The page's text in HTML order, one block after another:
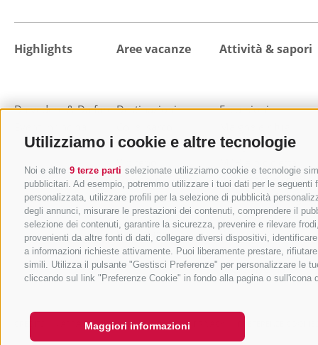
Utilizziamo i cookie e altre tecnologie
Noi e altre 9 terze parti selezionate utilizziamo cookie e tecnologie
pubblicitari. Ad esempio, potremmo utilizzare i tuoi dati per le
personalizzata, utilizzare profili per la selezione di pubblicità
degli annunci, misurare le prestazioni dei contenuti, comprendere il
selezione dei contenuti, garantire la sicurezza, prevenire e rilevare
provenienti da altre fonti di dati, collegare diversi dispositivi,
a informazioni richieste attivamente. Puoi liberamente prestare,
simili. Utilizza il pulsante "Gestisci Preferenze" per personalizzare le
cliccando sul link "Preferenze Cookie" in fondo alla pagina o
Maggiori informazioni
Highlights
Da vedere & Da fare
Aree vacanze
Destinazioni
Val di Fleres
Campo di Trens
Val di Vizze
Val Racines
Val Ridanna
Val Giovo
Attività & sapori
Escursioni
Mangiare e bere
Benessere e relax
Vacanza in famiglia
Città e cultura
Vacanza sci
Sci alpinismo
Sport invernali
MAPPA DEL SITO COOKIE POLICY